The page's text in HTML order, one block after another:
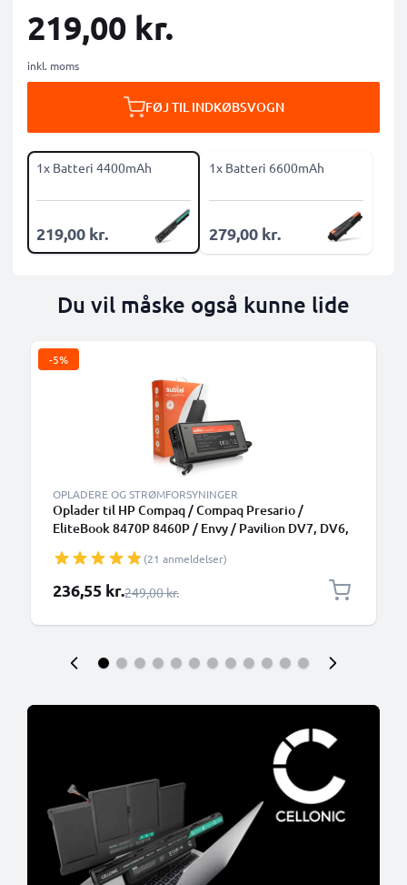
219,00 kr.
inkl. moms
FØJ TIL INDKØBSVOGN
1x Batteri 4400mAh
219,00 kr.
1x Batteri 6600mAh
279,00 kr.
Du vil måske også kunne lide
-5%
OPLADERE OG STRØMFORSYNINGER
Oplader til HP Compaq / Compaq Presario /
EliteBook 8470P 8460P / Envy / Pavilion DV7, DV6,
463955-001 AC Adapter Netforsyning 2.6m
Opladningskabel
(21 anmeldelser)
Særlig pris
236,55 kr.Almindelig pris
249,00 kr.